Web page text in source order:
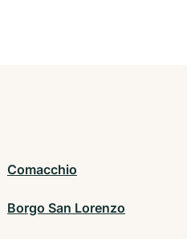
Comacchio
Borgo San Lorenzo